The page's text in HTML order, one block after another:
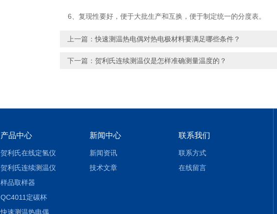
6、复现性要好，便于大批生产和互换，便于制定统一的分度表。
上一篇：快速测温热电偶对热电极材料要满足哪些条件？
下一篇： 贺利氏连续测温仪是怎样准确测量温度的？
产品中心
贺利氏在线定氢仪
贺利氏连续测温仪
样品取样器
QC4011定碳杯
快速测温热电偶
新闻中心
新闻资讯
技术文章
联系我们
联系方式
在线留言